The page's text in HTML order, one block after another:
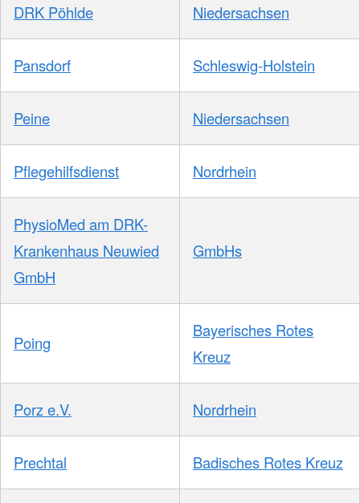
DRK Pöhlde Niedersachsen
Pansdorf Schleswig-Holstein
Peine Niedersachsen
Pflegehilfsdienst Nordrhein
PhysioMed am DRK-
Krankenhaus Neuwied
GmbH
GmbHs
Poing
Bayerisches Rotes
Kreuz
Porz e.V. Nordrhein
Prechtal Badisches Rotes Kreuz